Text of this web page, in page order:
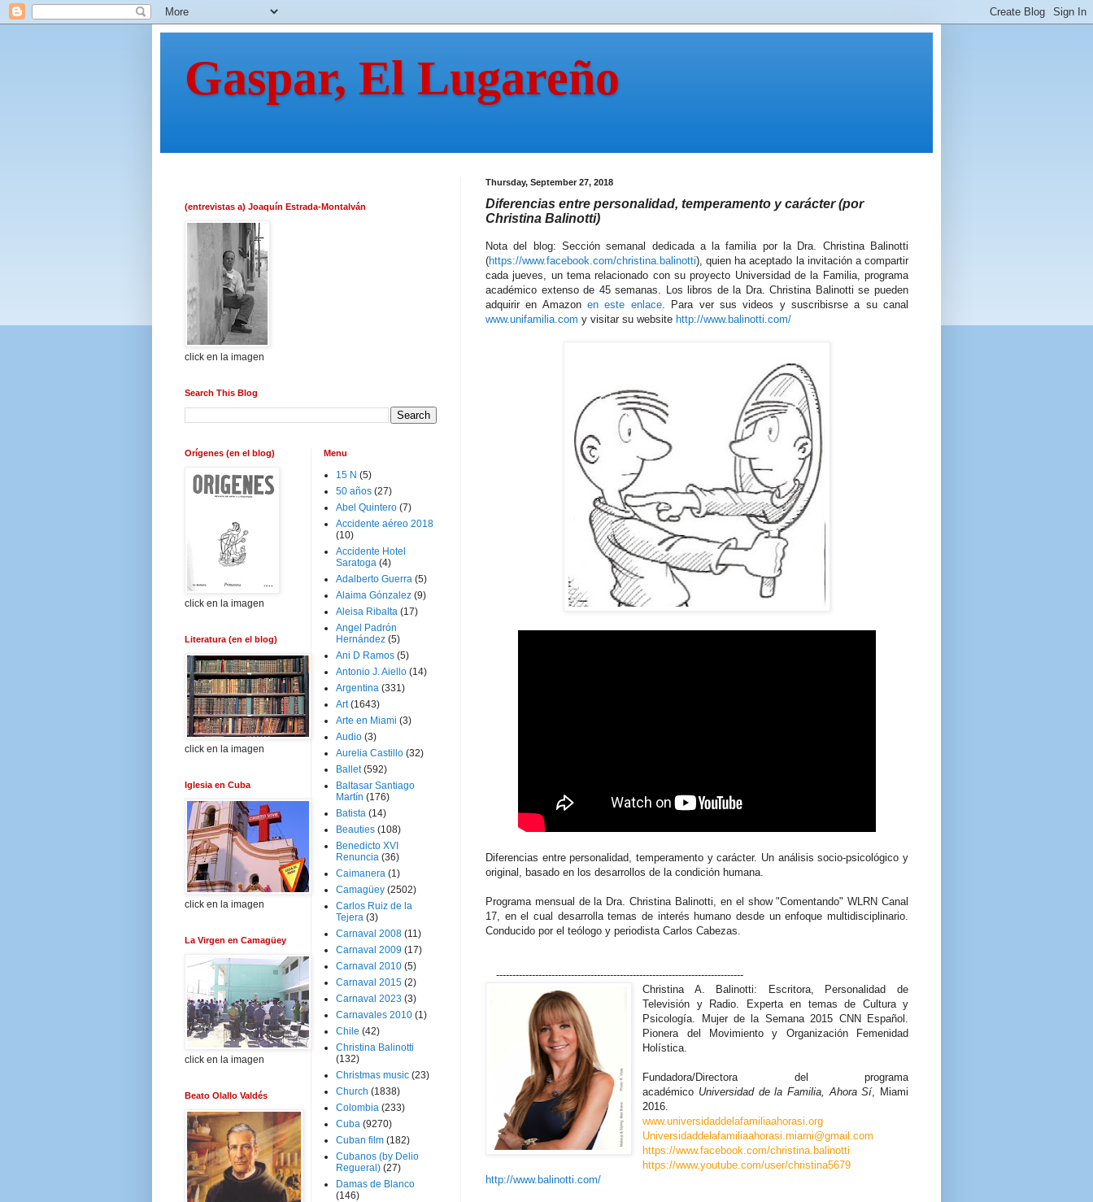
Gaspar, El Lugareño
Thursday, September 27, 2018
Diferencias entre personalidad, temperamento y carácter (por
Christina Balinotti)
Nota del blog: Sección semanal dedicada a la familia por la Dra. Christina Balinotti
(https://www.facebook.com/christina.balinotti), quien ha aceptado la invitación a compartir
cada jueves, un tema relacionado con su proyecto Universidad de la Familia, programa
académico extenso de 45 semanas. Los libros de la Dra. Christina Balinotti se pueden
adquirir en Amazonen este enlace. Para ver sus videos y suscribisrse a su canal
www.unifamilia.com y visitar su website http://www.balinotti.com/
Diferencias entre personalidad, temperamento y carácter. Un análisis socio-psicológico y
original, basado en los desarrollos de la condición humana.
Programa mensual de la Dra. Christina Balinotti, en el show "Comentando" WLRN Canal
17, en el cual desarrolla temas de interés humano desde un enfoque multidisciplinario.
Conducido por el teólogo y periodista Carlos Cabezas.
----------------------------------------------------------------------------
Christina A. Balinotti: Escritora, Personalidad de
Televisión y Radio. Experta en temas de Cultura y
Psicología. Mujer de la Semana 2015 CNN Español.
Pionera del Movimiento y Organización Femenidad
Holística.
Fundadora/Directora del programa
académico Universidad de la Familia, Ahora Sí, Miami
2016.
www.universidaddelafamiliaahorasi.org
Universidaddelafamiliaahorasi.miami@gmail.com
https://www.facebook.com/christina.balinotti
https://www.youtube.com/user/christina5679
http://www.balinotti.com/
(entrevistas a) Joaquín Estrada-Montalván
click en la imagen
Search This Blog
Orígenes (en el blog)
click en la imagen
Literatura (en el blog)
click en la imagen
Iglesia en Cuba
click en la imagen
La Virgen en Camagüey
click en la imagen
Beato Olallo Valdés
Menu
15 N (5)
50 años (27)
Abel Quintero (7)
Accidente aéreo 2018
(10)
Accidente Hotel
Saratoga (4)
Adalberto Guerra (5)
Alaima Gónzalez (9)
Aleisa Ribalta (17)
Angel Padrón
Hernández (5)
Ani D Ramos (5)
Antonio J. Aiello (14)
Argentina (331)
Art (1643)
Arte en Miami (3)
Audio (3)
Aurelia Castillo (32)
Ballet (592)
Baltasar Santiago
Martín (176)
Batista (14)
Beauties (108)
Benedicto XVI
Renuncia (36)
Caimanera (1)
Camagüey (2502)
Carlos Ruiz de la
Tejera (3)
Carnaval 2008 (11)
Carnaval 2009 (17)
Carnaval 2010 (5)
Carnaval 2015 (2)
Carnaval 2023 (3)
Carnavales 2010 (1)
Chile (42)
Christina Balinotti
(132)
Christmas music (23)
Church (1838)
Colombia (233)
Cuba (9270)
Cuban film (182)
Cubanos (by Delio
Regueral) (27)
Damas de Blanco
(146)